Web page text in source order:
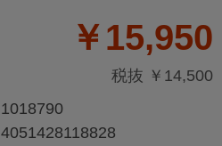
￥15,950
税抜 ￥14,500
1018790
4051428118828